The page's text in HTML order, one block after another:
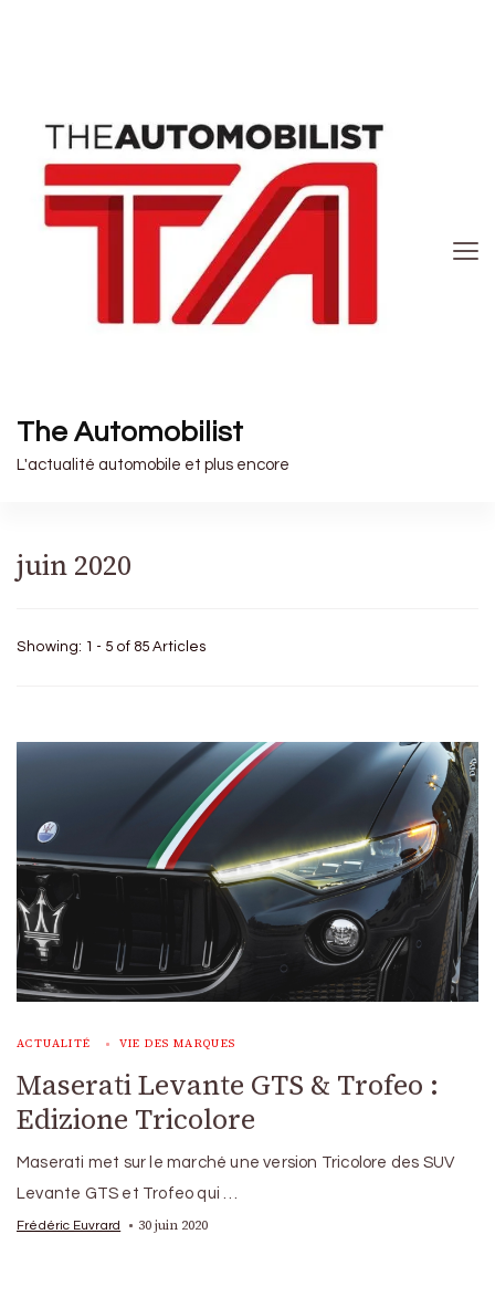
The Automobilist
L'actualité automobile et plus encore
juin 2020
Showing: 1 - 5 of 85 Articles
ACTUALITÉ VIE DES MARQUES
Maserati Levante GTS & Trofeo :
Edizione Tricolore
Maserati met sur le marché une version Tricolore des SUV
Levante GTS et Trofeo qui …
Frédéric Euvrard 30 juin 2020